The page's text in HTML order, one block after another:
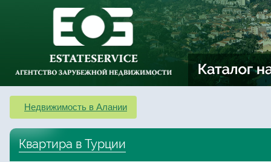
Недвижимость в Алании
Квартира в Турции